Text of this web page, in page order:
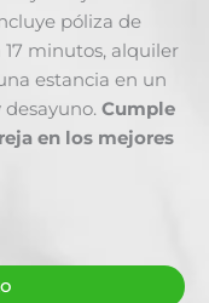
póliza de
17 minutos, alquiler
estancia en un
Cumple
en los mejores